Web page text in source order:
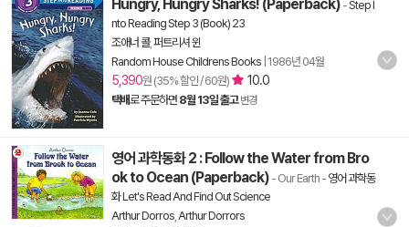
Hungry, Hungry Sharks! (Paperback) -Step I
nto Reading Step 3 (Book) 23
조애너 콜, 퍼트리셔 윈
Random House Childrens Books 1986년 04월
5,390원 (35% 할인 / 60원) 10.0
택배로 주문하면 8월 13일 출고 변경
영어 과학동화 2 : Follow the Water from Bro
ok to Ocean (Paperback) - Our Earth - 영어 과학동
화 Let's Read And Find Out Science
Arthur Dorros Arthur Dorrors